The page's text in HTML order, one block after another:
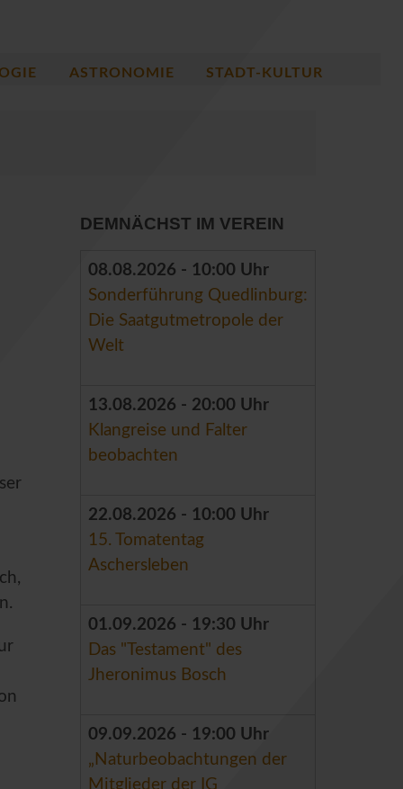
ASTRONOMIE STADT-KULTUR
DEMNÄCHST IM VEREIN
08.08.2026 - 10:00 Uhr
Sonderführung Quedlinburg:
Die Saatgutmetropole der
Welt
13.08.2026 - 20:00 Uhr
Klangreise und Falter
beobachten
22.08.2026 - 10:00 Uhr
15. Tomatentag
Aschersleben
01.09.2026 - 19:30 Uhr
Das "Testament" des
Jheronimus Bosch
09.09.2026 - 19:00 Uhr
„Naturbeobachtungen der
Mitglieder der IG